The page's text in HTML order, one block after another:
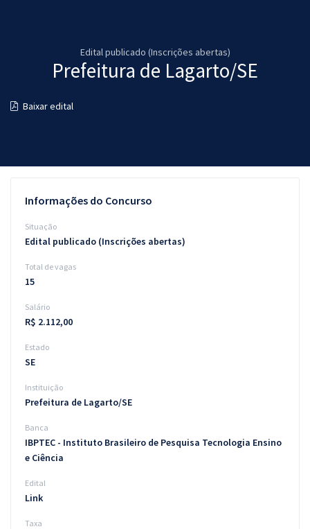
Cursos 20% OFF
Questões grátis
Blog
Aprovados
Atendimento
Edital publicado (Inscrições abertas)
Prefeitura de Lagarto/SE
Baixar edital
Informações do Concurso
Situação
Edital publicado (Inscrições abertas)
Total de vagas
15
Salário
R$ 2.112,00
Estado
SE
Instituição
Prefeitura de Lagarto/SE
Banca
IBPTEC - Instituto Brasileiro de Pesquisa Tecnologia Ensino
e Ciência
Edital
Link
Taxa